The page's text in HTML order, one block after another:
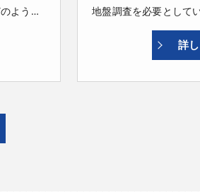
土地の地盤の強度に問題がないのか、どのような地質なのかを調べる「地盤調査」の業務と地盤調査のデータを精査し保証会社とやりとりをしながら、改良工事が必要な場合はそのプランや設計を、CADシステムを使い行います。工事が始まれば時に現場に足を運び、予定通りに正しく施工が行われているかどうかをチェックします。
詳